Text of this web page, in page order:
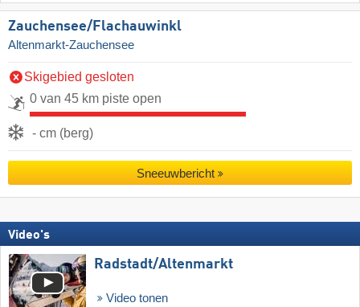
Zauchensee/​Flachauwinkl
Altenmarkt-Zauchensee
Skigebied gesloten
0 van 45 km piste open
- cm (berg)
Sneeuwbericht
Video's
Radstadt/​Altenmarkt
Video tonen